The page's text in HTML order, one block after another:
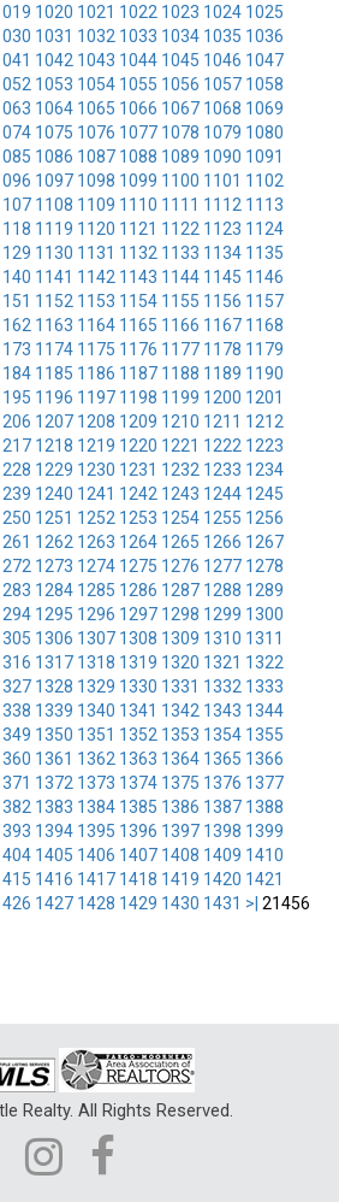
1020 1021 1022 1023 1024 1025
1031 1032 1033 1034 1035 1036
1042 1043 1044 1045 1046 1047
1053 1054 1055 1056 1057 1058
1064 1065 1066 1067 1068 1069
1075 1076 1077 1078 1079 1080
1086 1087 1088 1089 1090 1091
1097 1098 1099 1100 1101 1102
1108 1109 1110 1111 1112 1113
1119 1120 1121 1122 1123 1124
1130 1131 1132 1133 1134 1135
1141 1142 1143 1144 1145 1146
1152 1153 1154 1155 1156 1157
1163 1164 1165 1166 1167 1168
1174 1175 1176 1177 1178 1179
1185 1186 1187 1188 1189 1190
1196 1197 1198 1199 1200 1201
1207 1208 1209 1210 1211 1212
1218 1219 1220 1221 1222 1223
1229 1230 1231 1232 1233 1234
1240 1241 1242 1243 1244 1245
1251 1252 1253 1254 1255 1256
1262 1263 1264 1265 1266 1267
1273 1274 1275 1276 1277 1278
1284 1285 1286 1287 1288 1289
1295 1296 1297 1298 1299 1300
1306 1307 1308 1309 1310 1311
1317 1318 1319 1320 1321 1322
1328 1329 1330 1331 1332 1333
1339 1340 1341 1342 1343 1344
1350 1351 1352 1353 1354 1355
1361 1362 1363 1364 1365 1366
1372 1373 1374 1375 1376 1377
1383 1384 1385 1386 1387 1388
1394 1395 1396 1397 1398 1399
1405 1406 1407 1408 1409 1410
1416 1417 1418 1419 1420 1421
1427 1428 1429 1430 1431 >| 21456
Realty. All Rights Reserved.